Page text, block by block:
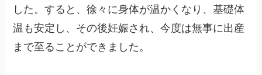
した。すると、徐々に身体が温かくなり、基礎体
温も安定し、その後妊娠され、今度は無事に出産
まで至ることができました。